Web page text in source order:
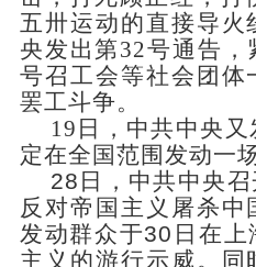
五卅运动的直接导火
央发出第32号通告
号召工会等社会团体
罢工斗争。
19日，中共中央
定在全国范围发动一
28日，中共中央
反对帝国主义屠杀中
发动群众于30日在上
主义的游行示威。同